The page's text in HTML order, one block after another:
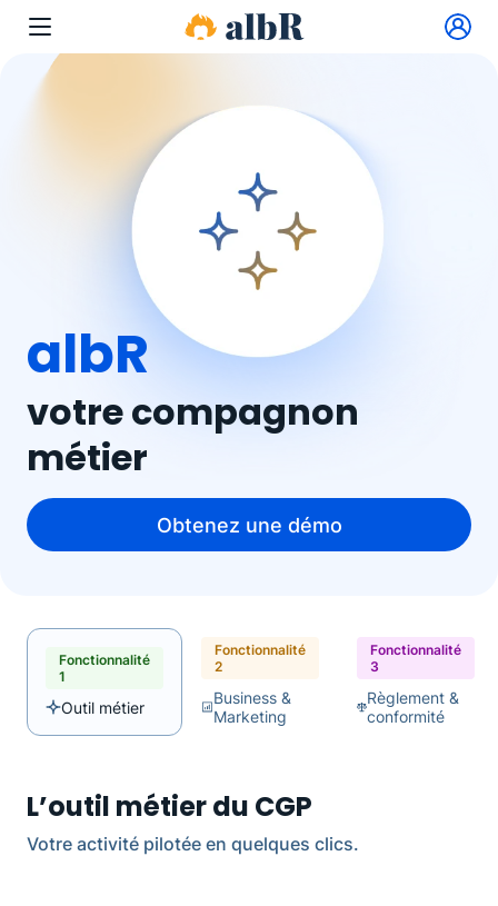
albR
votre compagnon
métier
Obtenez une démo
Fonctionnalité
1
Outil métier
Fonctionnalité
2
Business &
Marketing
Fonctionnalité
3
Règlement &
conformité
L’outil métier du CGP
Votre activité pilotée en quelques clics.